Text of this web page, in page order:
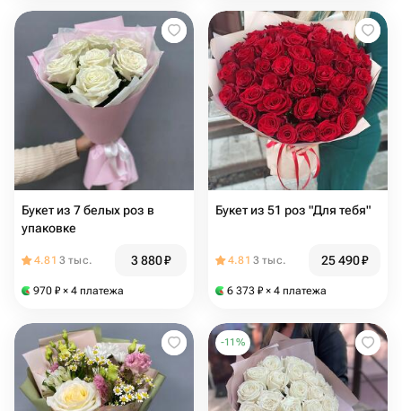
Букет из 7 белых роз в
упаковке
4.81 3 тыс. 3 880₽
970 ₽ × 4 платежа
Букет из 51 роз "Для тебя"
4.81 3 тыс. 25 490₽
6 373 ₽ × 4 платежа
-11 %